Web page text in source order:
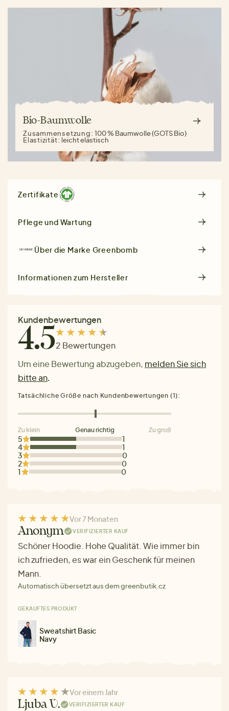
Bio-Baumwolle
Zusammensetzung:100 % Baumwolle (GOTS Bio)
Elastizität: leicht elastisch
Zertifikate
Pflege und Wartung
Über die Marke Greenbomb
Informationen zum Hersteller
Kundenbewertungen
4.52 Bewertungen
Um eine Bewertung abzugeben, melden Sie sich
bitte an.
5
1
4
1
3
0
2
0
1
0
Tatsächliche Größe nach Kundenbewertungen (1):
Zu klein Genau richtig Zu groß
Vor 7 Monaten
Anonym VERIFIZIERTER KAUF
Schöner Hoodie. Hohe Qualität. Wie immer bin
ich zufrieden, es war ein Geschenk für meinen
Mann.
Automatisch übersetzt aus dem greenbutik.cz
GEKAUFTES PRODUKT
Sweatshirt Basic
Navy
Vor einem Jahr
Ljuba V. VERIFIZIERTER KAUF